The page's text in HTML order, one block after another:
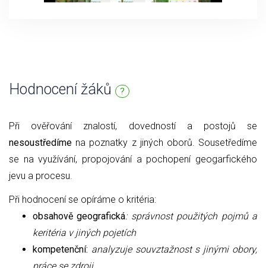
Hodnocení žáků ?
Při ověřování znalostí, dovedností a postojů se
nesoustředíme na poznatky z jiných oborů. Sousetředíme
se na využívání, propojování a pochopení geogarfického
jevu a procesu.
Při hodnocení se opíráme o kritéria:
obsahově geografická: správnost použitých pojmů a
keritéria v jiných pojetích
kompetenční: analyzuje souvztažnost s jinými obory,